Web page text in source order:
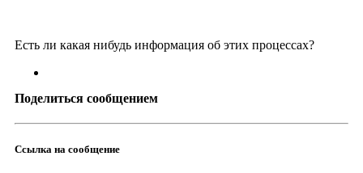
Есть ли какая нибудь информация об этих процессах?
Поделиться сообщением
Ссылка на сообщение